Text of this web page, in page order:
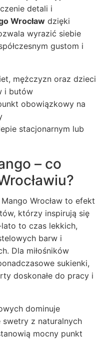
detali i
Wrocław dzięki
wyrazić siebie
gustom i
mężczyzn oraz dzieci
i butów
obowiązkowy na
stacjonarnym lub
– co
Mango Wrocław to efekt
którzy inspirują się
to czas lekkich,
barw i
Dla miłośników
sukienki,
doskonałe do pracy i
dominuje
swetry z naturalnych
mocny punkt